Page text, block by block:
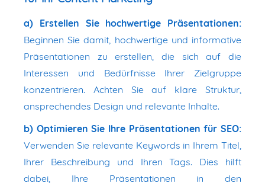
a) Erstellen Sie hochwertige Präsentationen:
Beginnen Sie damit, hochwertige und informative
Präsentationen zu erstellen, die sich auf die
Interessen und Bedürfnisse Ihrer Zielgruppe
konzentrieren. Achten Sie auf klare Struktur,
ansprechendes Design und relevante Inhalte.
b) Optimieren Sie Ihre Präsentationen für SEO:
Verwenden Sie relevante Keywords in Ihrem Titel,
Ihrer Beschreibung und Ihren Tags. Dies hilft
dabei, Ihre Präsentationen in den